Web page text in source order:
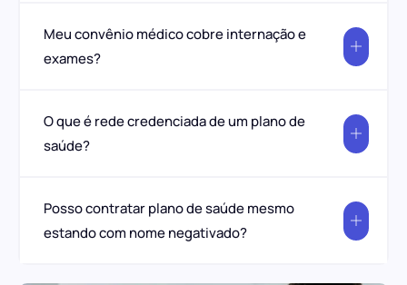
Meu convênio médico cobre internação e
exames?
O que é rede credenciada de um plano de
saúde?
Posso contratar plano de saúde mesmo
estando com nome negativado?